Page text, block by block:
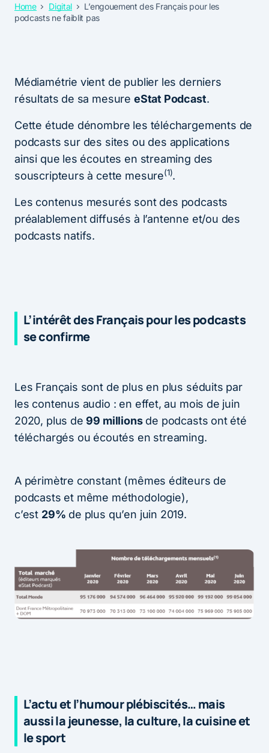
Home Digital
L’engouement des Français pour les
podcasts ne faiblit pas
Médiamétrie vient de publier les derniers
résultats de sa mesure eStat Podcast.
Cette étude dénombre les téléchargements de
podcasts sur des sites ou des applications
ainsi que les écoutes en streaming des
souscripteurs à cette mesure(1).
Les contenus mesurés sont des podcasts
préalablement diffusés à l’antenne et/ou des
podcasts natifs.
L’intérêt des Français pour les podcasts
se confirme
Les Français sont de plus en plus séduits par
les contenus audio : en effet, au mois de juin
2020, plus de99 millionsde podcasts ont été
téléchargés ou écoutés en streaming.
A périmètre constant (mêmes éditeurs de
podcasts et même méthodologie),
c’est 29% de plus qu’en juin 2019.
L’actu et l’humour plébiscités… mais
aussi la jeunesse, la culture, la cuisine et
le sport